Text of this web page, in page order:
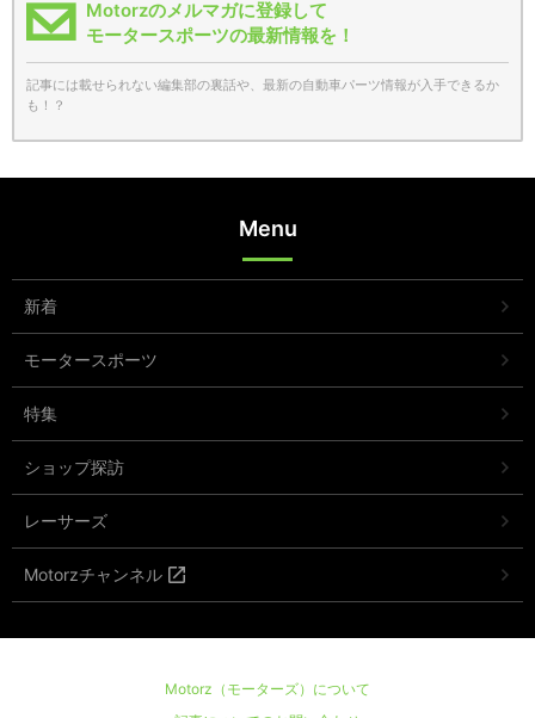
Motorzのメルマガに登録して
モータースポーツの最新情報を！
記事には載せられない編集部の裏話や、最新の自動車パーツ情報が入手できるか
も！？
Menu
新着
モータースポーツ
特集
ショップ探訪
レーサーズ
Motorzチャンネル
Motorz（モーターズ）について